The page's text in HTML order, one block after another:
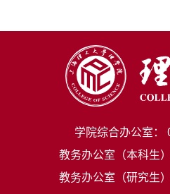
学院综合办公室：
教务办公室（本科生
教务办公室（研究生